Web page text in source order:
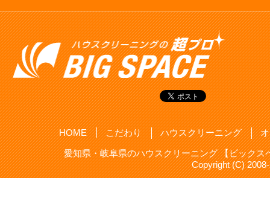
HOME こだわり ハウスクリーニング
愛知県・岐阜県のハウスクリーニング 【ビック
Copyright (C)